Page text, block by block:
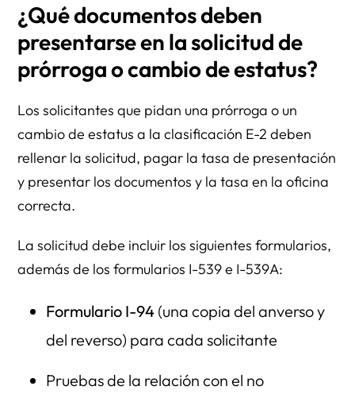
¿Qué documentos deben
presentarse en la solicitud de
prórroga o cambio de estatus?
Los solicitantes que pidan una prórroga o un
cambio de estatus a la clasificación E-2 deben
rellenar la solicitud, pagar la tasa de presentación
y presentar los documentos y la tasa en la oficina
correcta.
La solicitud debe incluir los siguientes formularios,
además de los formularios I-539 e I-539A:
Formulario I-94(una copia del anverso y
del reverso) para cada solicitante
Pruebas de la relación con el no